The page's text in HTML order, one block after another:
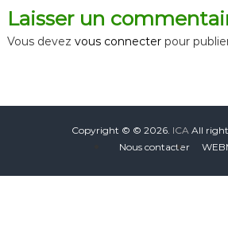
Laisser un
Vous devez vous connecterpour
Copyright © © 2026. ICAAll
Nous contacter